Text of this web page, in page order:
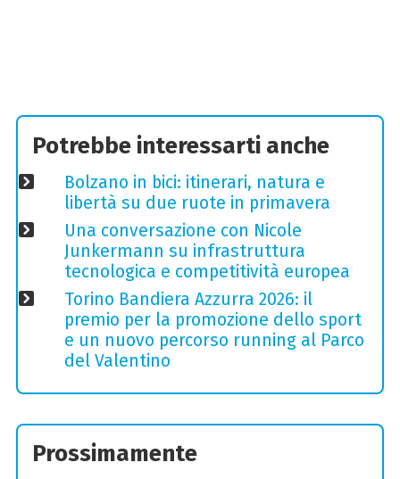
Potrebbe interessarti anche
Bolzano in bici: itinerari, natura e
libertà su due ruote in primavera
Una conversazione con Nicole
Junkermann su infrastruttura
tecnologica e competitività europea
Torino Bandiera Azzurra 2026: il
premio per la promozione dello sport
e un nuovo percorso running al Parco
del Valentino
Prossimamente